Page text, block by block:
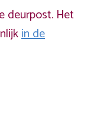
deurpost. Het
in de